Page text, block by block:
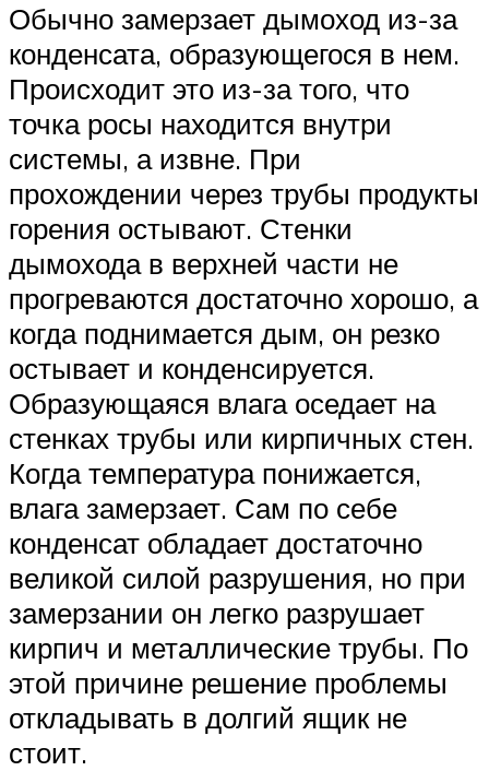
Обычно замерзает дымоход из-за
конденсата, образующегося в нем.
Происходит это из-за того, что
точка росы находится внутри
системы, а извне. При
прохождении через трубы продукты
горения остывают. Стенки
дымохода в верхней части не
прогреваются достаточно хорошо, а
когда поднимается дым, он резко
остывает и конденсируется.
Образующаяся влага оседает на
стенках трубы или кирпичных стен.
Когда температура понижается,
влага замерзает. Сам по себе
конденсат обладает достаточно
великой силой разрушения, но при
замерзании он легко разрушает
кирпич и металлические трубы. По
этой причине решение проблемы
откладывать в долгий ящик не
стоит.